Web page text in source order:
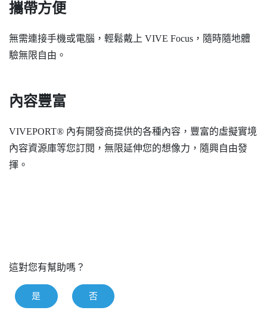
攜帶方便
無需連接手機或電腦，輕鬆戴上 VIVE Focus ，隨時隨地體
驗無限自由。
內容豐富
VIVEPORT® 內有開發商提供的各種內容，豐富的虛擬實境
內容資源庫等您訂閱，無限延伸您的想像力，隨興自由發
揮。
這對您有幫助嗎？
是 否